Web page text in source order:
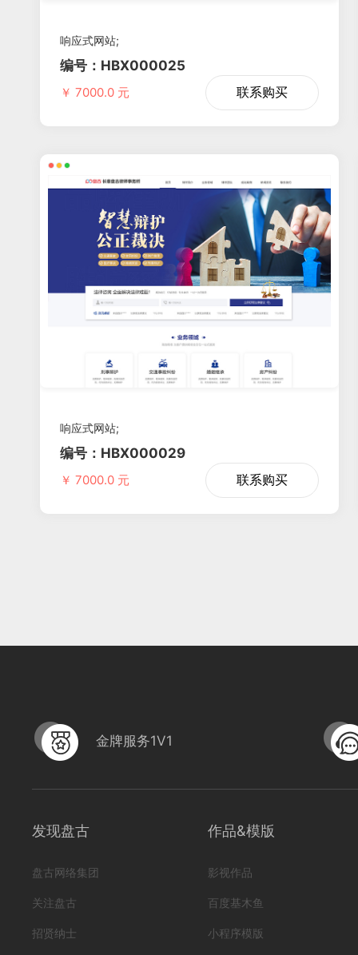
响应式网站;
编号：HBX000025
￥ 7000.0 元 联系购买
响应式网站;
编号：HBX000029
￥ 7000.0 元 联系购买
金牌服务1V1
发现盘古
盘古网络集团
关注盘古
招贤纳士
作品&模版
影视作品
百度基木鱼
小程序模版